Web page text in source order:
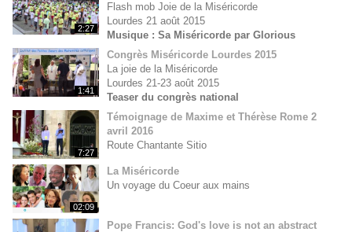
2:27
Flash mob Joie de la Miséricorde
Lourdes 21 août 2015
Musique : Sa Miséricorde par Glorious
1:41
Congrès Miséricorde Lourdes 2015
La joie de la Miséricorde
Lourdes 21-23 août 2015
Teaser du congrès national
7:27
Témoignage de Maxime et Thérèse Rome 2
avril 2016
Route Chantante Sitio
02:09
La Miséricorde
Un voyage du Coeur aux mains
Pope Francis: God's love is not an abstract